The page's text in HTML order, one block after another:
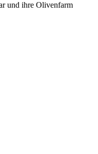
und ihre Olivenfarm